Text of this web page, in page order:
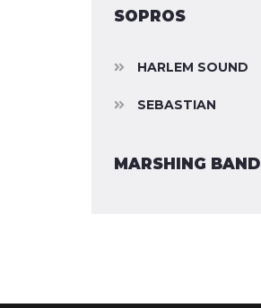
SOPROS
HARLEM SOUND
SEBASTIAN
MARSHING BAND